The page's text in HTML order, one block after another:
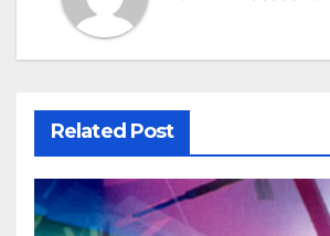
Related Post